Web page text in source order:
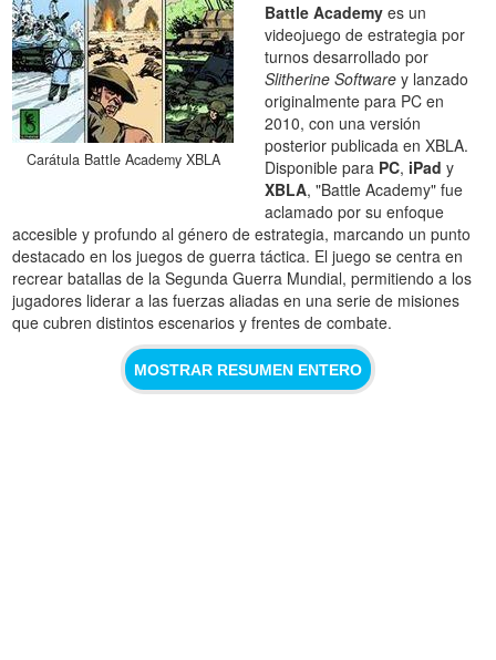
Carátula Battle Academy XBLA
Battle Academy es un
videojuego de estrategia por
turnos desarrollado por
Slitherine Software y lanzado
originalmente para PC en
2010, con una versión
posterior publicada en XBLA.
Disponible para PC, iPad y
XBLA, "Battle Academy" fue
aclamado por su enfoque
accesible y profundo al género de estrategia, marcando un punto
destacado en los juegos de guerra táctica. El juego se centra en
recrear batallas de la Segunda Guerra Mundial, permitiendo a los
jugadores liderar a las fuerzas aliadas en una serie de misiones
que cubren distintos escenarios y frentes de combate.
MOSTRAR RESUMEN ENTERO